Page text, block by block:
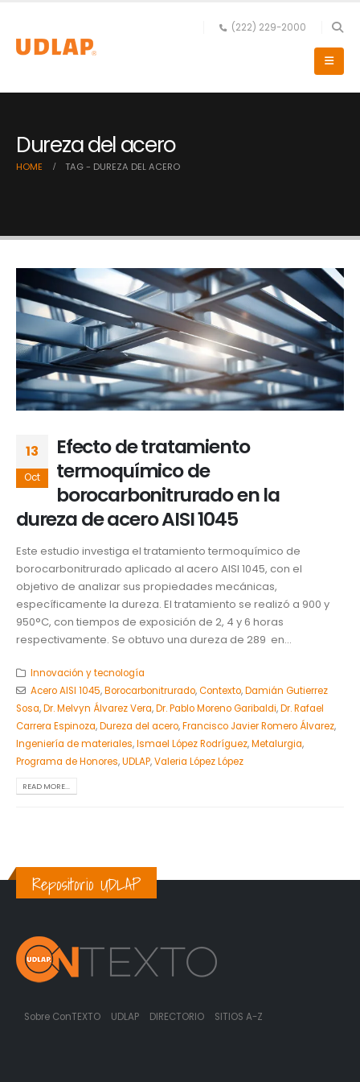
(222) 229-2000
Dureza del acero
HOME TAG - DUREZA DEL ACERO
13
Oct
Efecto de tratamiento
termoquímico de
borocarbonitrurado en la
dureza de acero AISI 1045
Este estudio investiga el tratamiento termoquímico de
borocarbonitrurado aplicado al acero AISI 1045, con el
objetivo de analizar sus propiedades mecánicas,
específicamente la dureza. El tratamiento se realizó a 900 y
950°C, con tiempos de exposición de 2, 4 y 6 horas
respectivamente. Se obtuvo una dureza de 289 en...
Innovación y tecnología
Acero AISI 1045,Borocarbonitrurado,Contexto,Damián Gutierrez
Sosa,Dr. Melvyn Álvarez Vera,Dr. Pablo Moreno Garibaldi,Dr. Rafael
Carrera Espinoza,Dureza del acero,Francisco Javier Romero Álvarez,
Ingeniería de materiales,Ismael López Rodríguez,Metalurgia,
Programa de Honores,UDLAP,Valeria López López
READ MORE...
Repositorio UDLAP
Sobre ConTEXTO UDLAP DIRECTORIO SITIOS A-Z